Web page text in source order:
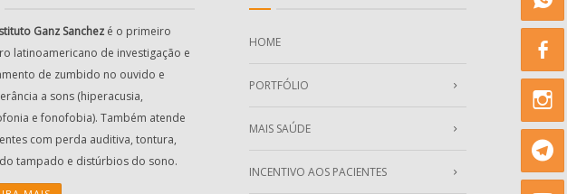
Ganz Sanchez é o primeiro
latinoamericano de investigação e
de zumbido no ouvido e
a sons (hiperacusia,
e fonofobia). Também atende
com perda auditiva, tontura,
tampado e distúrbios do sono.
HOME
PORTFÓLIO
MAIS SAÚDE
INCENTIVO AOS PACIENTES